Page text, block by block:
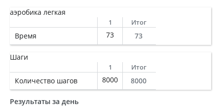
аэробика легкая
1 Итог
Время 73 73
Шаги
1 Итог
Количество шагов 8000 8000
Результаты за день